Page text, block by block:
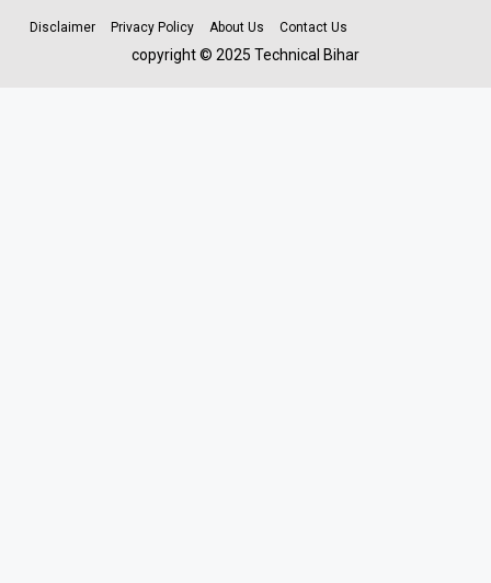
Disclaimer Privacy Policy About Us Contact Us
copyright © 2025 Technical Bihar